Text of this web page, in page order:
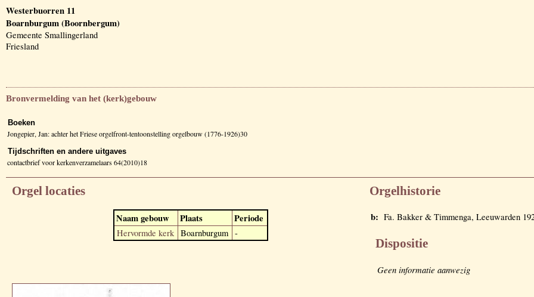
Westerbuorren 11
Boarnburgum (Boornbergum)
Gemeente Smallingerland
Friesland
Bronvermelding van het (kerk)gebouw
Boeken
Jongepier, Jan: achter het Friese orgelfront-tentoonstelling orgelbouw (1776-1926)30
Tijdschriften en andere uitgaves
contactbrief voor kerkenverzamelaars 64(2010)18
Orgel locaties
Naam gebouw Plaats Periode
Hervormde kerk Boarnburgum -
Orgelhistorie
b: Fa. Bakker & Timmenga, Leeuwarden
Dispositie
Geen informatie aanwezig